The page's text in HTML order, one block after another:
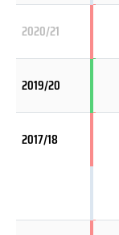
2020/21
2019/20
2017/18